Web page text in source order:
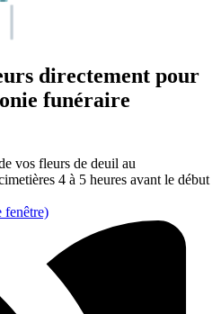
directement pour
funéraire
vos fleurs de deuil au
4 à 5 heures avant le début
fenêtre)